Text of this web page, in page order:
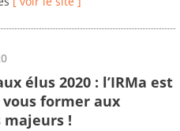
élus 2020 : l’IRMa est
former aux
majeurs !